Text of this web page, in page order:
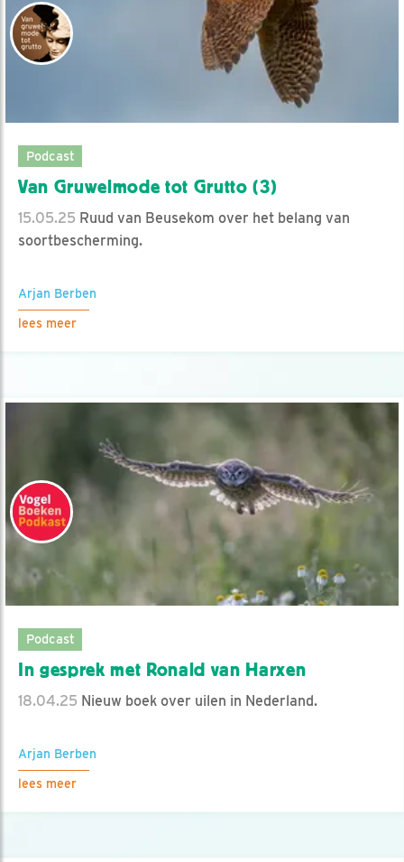
Podcast
Van Gruwelmode tot Grutto (3)
15.05.25 Ruud van Beusekom over het belang van
soortbescherming.
Arjan Berben
lees meer
Podcast
In gesprek met Ronald van Harxen
18.04.25 Nieuw boek over uilen in Nederland.
Arjan Berben
lees meer